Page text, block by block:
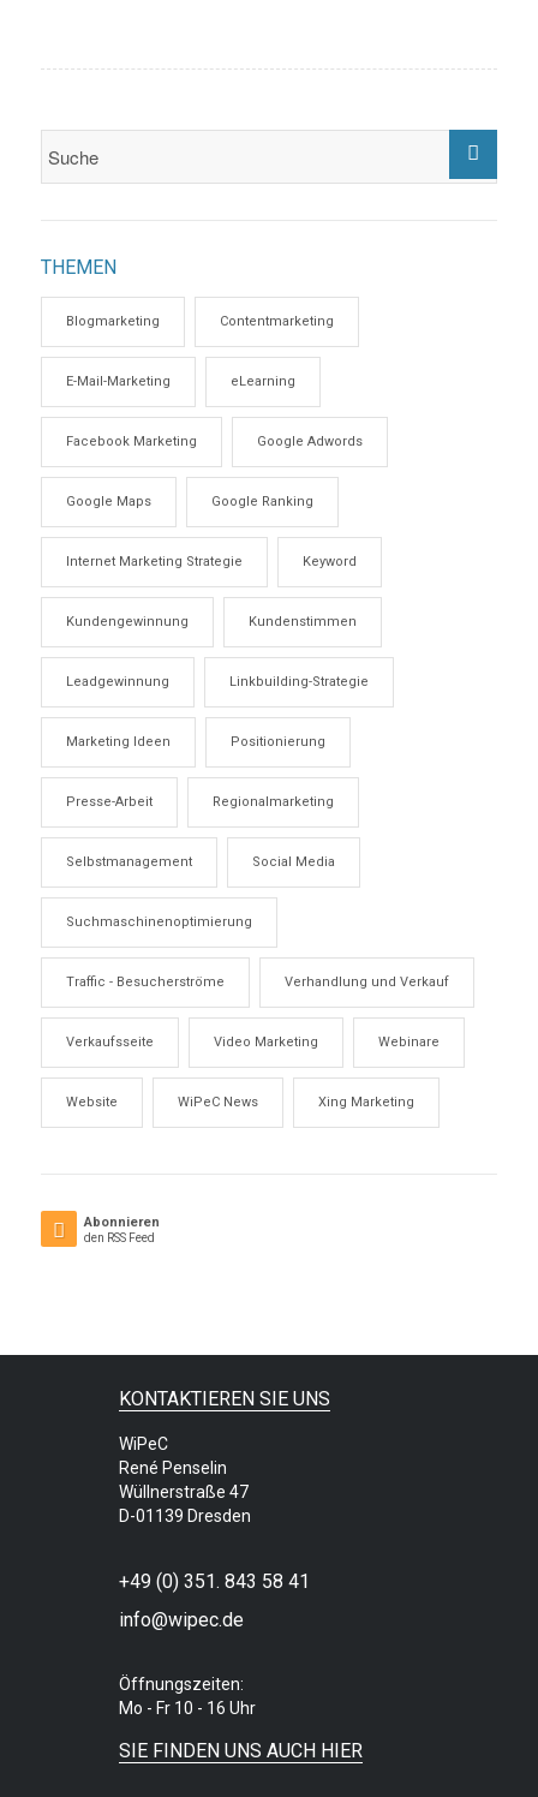
THEMEN
Blogmarketing Contentmarketing
E-Mail-Marketing eLearning
Facebook Marketing Google Adwords
Google Maps Google Ranking
Internet Marketing Strategie Keyword
Kundengewinnung Kundenstimmen
Leadgewinnung Linkbuilding-Strategie
Marketing Ideen Positionierung
Presse-Arbeit Regionalmarketing
Selbstmanagement Social Media
Suchmaschinenoptimierung
Traffic - Besucherströme Verhandlung und Verkauf
Verkaufsseite Video Marketing Webinare
Website WiPeC News Xing Marketing
Abonnieren
den RSS Feed
KONTAKTIEREN SIE UNS
WiPeC
René Penselin
Wüllnerstraße 47
D-01139 Dresden
+49 (0) 351. 843 58 41
info@wipec.de
Öffnungszeiten:
Mo - Fr 10 - 16 Uhr
SIE FINDEN UNS AUCH HIER